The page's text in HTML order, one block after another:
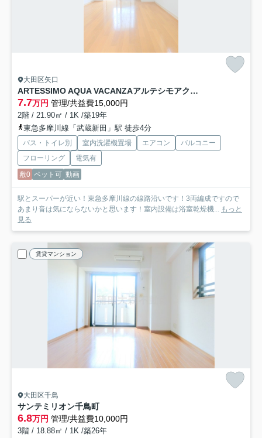
大田区矢口
ARTESSIMO AQUA VACANZAアルテシモアクアヴァカンザ
7.7万円 管理/共益費15,000円
2階 / 21.90㎡ / 1K /築19年
東急多摩川線「武蔵新田」駅 徒歩4分
バス・トイレ別 室内洗濯機置場 エアコン
バルコニー
フローリング
電気有
敷0 ペット可 動画
駅とスーパーが近い！東急多摩川線の線路沿いです！3両編成ですので
あまり音は気にならないかと思います！室内設備は浴室乾燥機...
もっと
見る
賃貸マンション
大田区千鳥
サンテミリオン千鳥町
6.8万円 管理/共益費10,000円
3階 / 18.88㎡ / 1K /築26年